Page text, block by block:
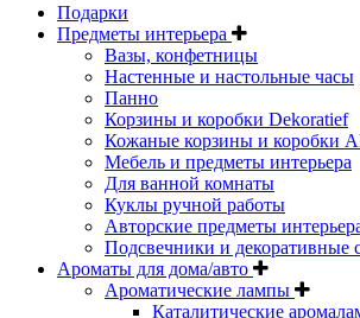
Подарки
Предметы интерьера
Вазы, конфетницы
Настенные и настольные часы
Панно
Корзины и коробки Dekoratief
Кожаные корзины и коробки
Мебель и предметы интерьера
Для ванной комнаты
Куклы ручной работы
Авторские предметы
Подсвечники и декоративные
Ароматы для дома/авто
Ароматические лампы
Каталитические